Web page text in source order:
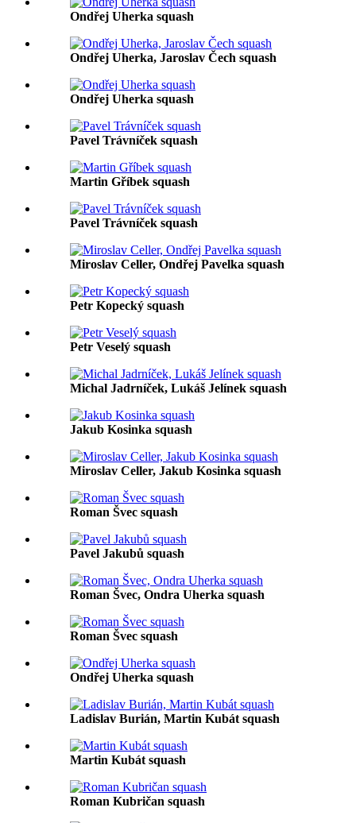
Ondřej Uherka squash
Ondřej Uherka, Jaroslav Čech squash
Ondřej Uherka squash
Pavel Trávníček squash
Martin Gříbek squash
Pavel Trávníček squash
Miroslav Celler, Ondřej Pavelka squash
Petr Kopecký squash
Petr Veselý squash
Michal Jadrníček, Lukáš Jelínek squash
Jakub Kosinka squash
Miroslav Celler, Jakub Kosinka squash
Roman Švec squash
Pavel Jakubů squash
Roman Švec, Ondra Uherka squash
Roman Švec squash
Ondřej Uherka squash
Ladislav Burián, Martin Kubát squash
Martin Kubát squash
Roman Kubričan squash